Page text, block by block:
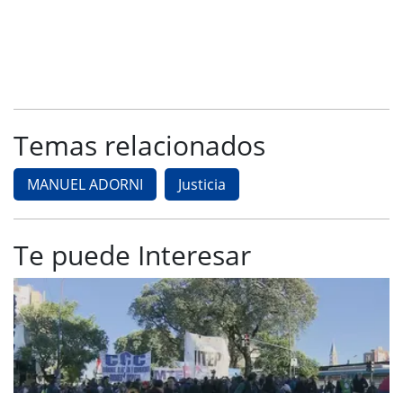
Temas relacionados
MANUEL ADORNI Justicia
Te puede Interesar